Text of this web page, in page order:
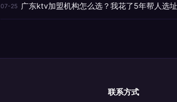
07-25 广东ktv加盟机构怎么选？我花了5年帮人选
联系方式